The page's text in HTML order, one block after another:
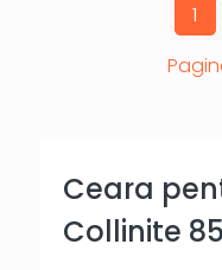
1
Ceara
Collinite